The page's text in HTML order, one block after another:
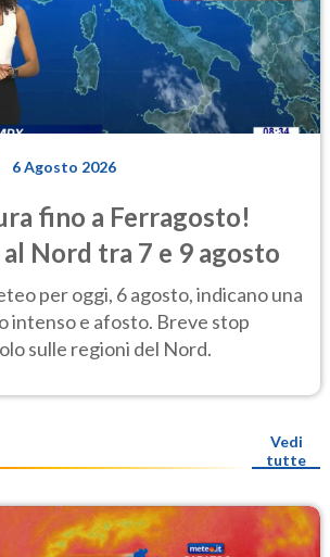
6 Agosto 2026
fino a Ferragosto!
Nord tra 7 e 9 agosto
per oggi, 6 agosto, indicano una
intenso e afosto. Breve stop
sulle regioni del Nord.
Vedi
tutte